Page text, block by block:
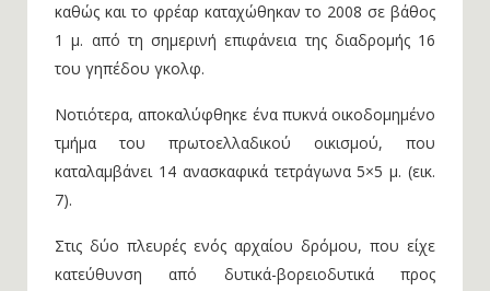
καθώς και το φρέαρ καταχώθηκαν το 2008 σε βάθος
1 μ. από τη σημερινή επιφάνεια της διαδρομής 16
του γηπέδου γκολφ.
Νοτιότερα, αποκαλύφθηκε ένα πυκνά οικοδομημένο
τμήμα του πρωτοελλαδικού οικισμού, που
καταλαμβάνει 14 ανασκαφικά τετράγωνα 5×5 μ. (εικ.
7).
Στις δύο πλευρές ενός αρχαίου δρόμου, που είχε
κατεύθυνση από δυτικά-βορειοδυτικά προς